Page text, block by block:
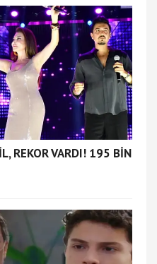
REKOR VARDI! 195 BİN